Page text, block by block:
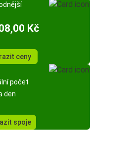
Kč
ceny
počet
den
spoje